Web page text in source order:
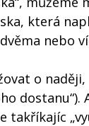
která
nebo
o
takříkajíc